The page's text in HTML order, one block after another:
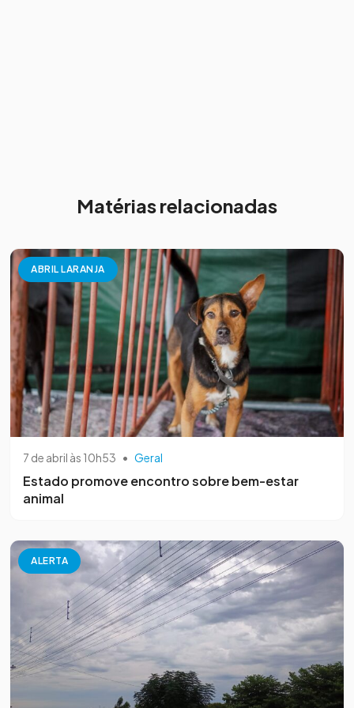
Matérias relacionadas
ABRIL LARANJA
7 de abril às 10h53 • Geral
Estado promove encontro sobre bem-estar
animal
ALERTA